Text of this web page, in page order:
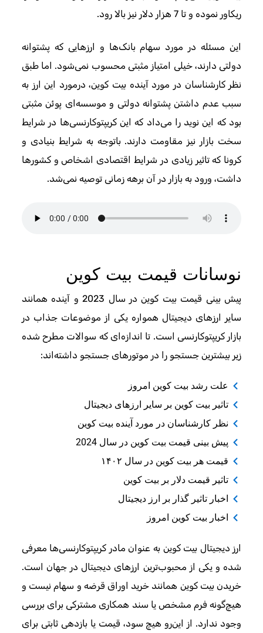
ریکاور نموده و تا 7 هزار دلار نیز بالا رود.
این مسئله در مورد سهام بانک‌ها و ارزهایی که پشتوانه
دولتی دارند، خیلی امتیاز مثبتی محسوب نمی‌شود. اما طبق
نظر کارشناسان در مورد آینده بیت کوین، درمورد این ارز به
سبب عدم داشتن پشتوانه دولتی و موسسه‌ای پوئن مثبتی
بود که این نوید را می‌داد که این کریپتوکارنسی‌ها در شرایط
سخت بازار نیز مقاومت دارند. باتوجه به شرایط بنیادی و
کرونا که تاثیر زیادی در شرایط اقتصادی اشخاص و کشورها
داشت، ورود به بازار در آن برهه زمانی توصیه نمی‌شد.
نوسانات قیمت بیت کوین
پیش بینی قیمت بیت کوین در سال 2023 و آینده همانند
سایر ارزهای دیجیتال همواره یکی از موضوعات جذاب در
بازار کریپتوکارنسی است. تا اندازه‌ای که سوالات مطرح شده
زیر بیشترین جستجو را در موتورهای جستجو داشته‌اند:
علت رشد بیت کوین امروز
تاثیر بیت کوین بر سایر ارزهای دیجیتال
نظر کارشناسان در مورد آینده بیت کوین
پیش بینی قیمت بیت کوین در سال 2024
قیمت هر بیت کوین در سال ۱۴۰۲
تاثیر قیمت دلار بر بیت کوین
اخبار تاثیر گذار بر ارز دیجیتال
اخبار بیت کوین امروز
ارز دیجیتال بیت کوین به عنوان مادر کریپتوکارنسی‌ها معرفی
شده و یکی از محبوب‌ترین ارزهای دیجیتال در جهان است.
خریدن بیت کوین همانند خرید اوراق قرضه و سهام نیست و
هیچ‌گونه فرم مشخص یا سند همکاری مشترکی برای بررسی
وجود ندارد. از این‌رو هیچ سود، قیمت یا بازدهی ثابتی برای